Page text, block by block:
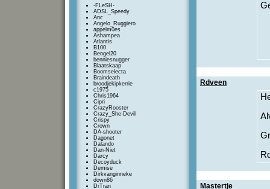
-FLeSH-
ADSL_Speedy
Anc
Angelo_Ruggiero
appelm0es
Ashampea
Atlantis
B100
Bengel20
benniesnugger
Blaatskaap
Boomselecta
Braindeath
broodjekipkerrie
c1975
Chris1964
Cipri
CrazyRooster
Crazy_She-Devil
Crispy
Crown
DA-shooter
Dagonet
Dalando
Dan-Niet
Darcy
Decoyduck
Demise
Dirkvanginneke
down86
DrTran
Rdveen
Mastertje